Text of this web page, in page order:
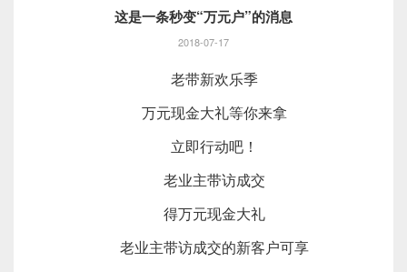
这是一条秒变“万元户”的消息
2018-07-17
老带新欢乐季
万元现金大礼等你来拿
立即行动吧！
老业主带访成交
得万元现金大礼
老业主带访成交的新客户可享